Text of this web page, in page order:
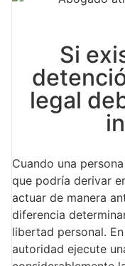
Si
legal
Cuando una
que podría derivar
actuar de manera
diferencia
libertad personal.
autoridad ejecute